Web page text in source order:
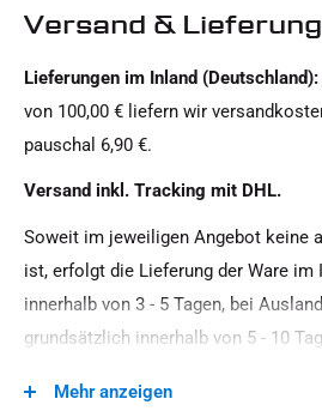
Motiv:
Motorradmarke:
Harley-Davidson
Produkttyp:
Gabelstabilisatoren
Strassenzulassung:
Versand & Lieferung
Lieferungen im Inland (Deutschland):
von 100,00 € liefern wir
pauschal 6,90 €.
Versand inkl. Tracking mit DHL.
Soweit im jeweiligen Angebot keine
ist, erfolgt die Lieferung der Ware im
innerhalb von 3 - 5 Tagen, bei
grundsätzlich innerhalb von 5 - 10
Zeitpunkt Ihrer
Mehr anzeigen